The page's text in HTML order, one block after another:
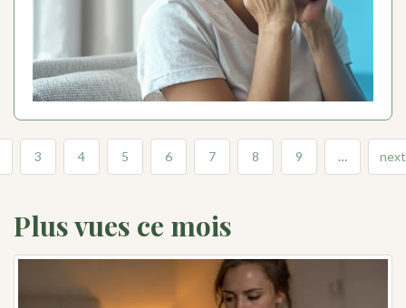
3 4 5 6 7 8 9 … next
Plus vues ce mois